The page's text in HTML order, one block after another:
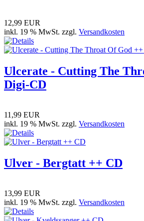
12,99 EUR
inkl. 19 % MwSt. zzgl. Versandkosten
Ulcerate - Cutting The
Digi-CD
11,99 EUR
inkl. 19 % MwSt. zzgl. Versandkosten
Ulver - Bergtatt ++ CD
13,99 EUR
inkl. 19 % MwSt. zzgl. Versandkosten